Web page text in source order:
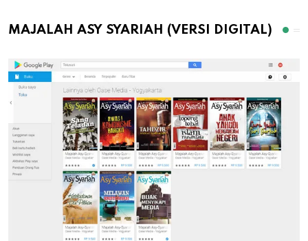
MAJALAH ASY SYARIAH (VERSI DIGITAL)